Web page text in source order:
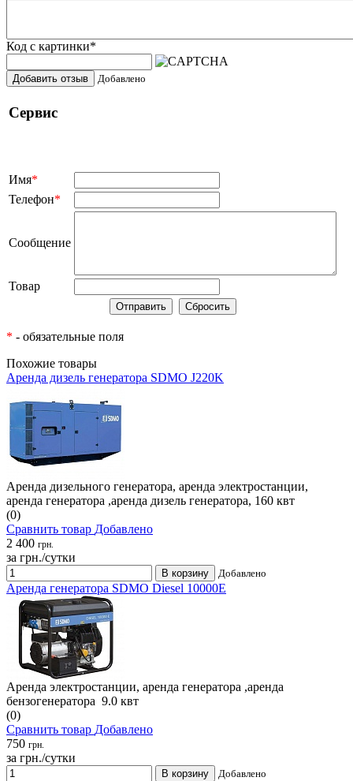
Код с картинки*
Добавить отзыв Добавлено
Сервис
Имя*
Телефон*
Сообщение
Товар
* - обязательные поля
Похожие товары
Аренда дизель генератора SDMO J220K
Аренда дизельного генератора, аренда электростанции,
аренда генератора ,аренда дизель генератора, 160 квт
(0)
Сравнить товар Добавлено
2 400 грн.
за грн./сутки
В корзину Добавлено
Аренда генератора SDMO Diesel 10000E
Аренда электростанции, аренда генератора ,аренда
бензогенератора 9.0 квт
(0)
Сравнить товар Добавлено
750 грн.
за грн./сутки
В корзину Добавлено